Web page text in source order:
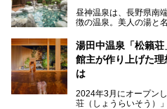
昼神温泉は、長野県南
徴の温泉。美人の湯と
昼神温泉では、朝市な
きを楽しめるグルメス
りの場所が豊富にあり
この記事では、昼神温
帰り温泉、見どころ満
クセス方法も順に紹介
湯田中温泉「松籟
館主が作り上げた
は
2024年3月にオープン
荘（しょうらいそう）